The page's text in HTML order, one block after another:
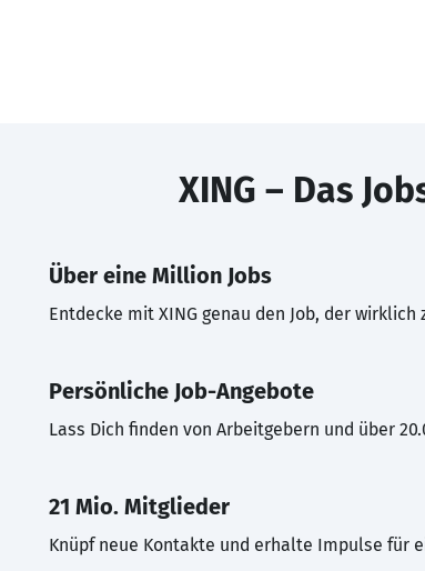
XING – Das
Über eine Million Jobs
Entdecke mit XING genau den Job, der wirklich
Persönliche Job-Angebote
Lass Dich finden von Arbeitgebern und über
21 Mio. Mitglieder
Knüpf neue Kontakte und erhalte Impulse für